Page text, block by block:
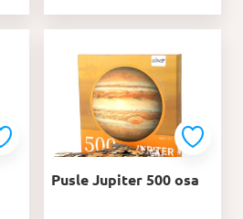
Pusle Jupiter 500 osa